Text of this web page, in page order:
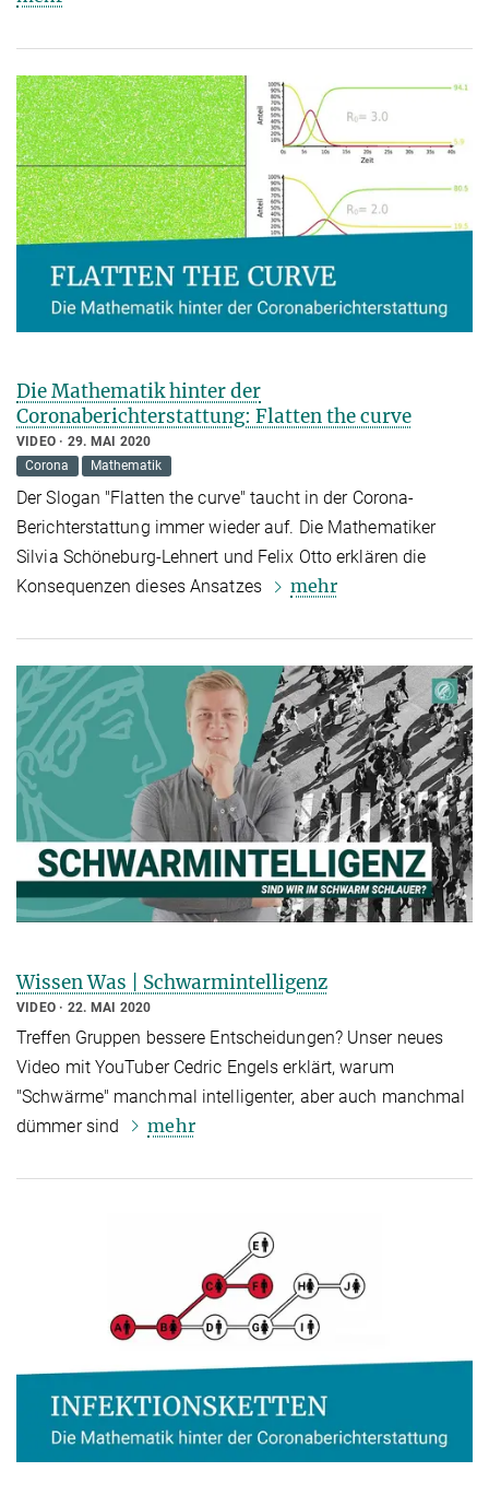
Die Mathematik hinter der
Coronaberichterstattung: Flatten the curve
VIDEO
29. MAI 2020
Corona
Mathematik
Der Slogan "Flatten the curve" taucht in der Corona-
Berichterstattung immer wieder auf. Die Mathematiker
Silvia Schöneburg-Lehnert und Felix Otto erklären die
Konsequenzen dieses Ansatzes
mehr
Wissen Was | Schwarmintelligenz
VIDEO 22. MAI 2020
Treffen Gruppen bessere Entscheidungen? Unser neues
Video mit YouTuber Cedric Engels erklärt, warum
"Schwärme" manchmal intelligenter, aber auch manchmal
dümmer sind
mehr